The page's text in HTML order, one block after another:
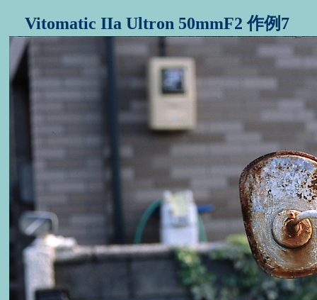
Vitomatic IIa Ultron 50mmF2 作例7